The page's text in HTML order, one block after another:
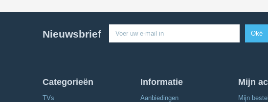
Nieuwsbrief Oké
Categorieën
TVs
Informatie
Aanbiedingen
Mijn
Mijn